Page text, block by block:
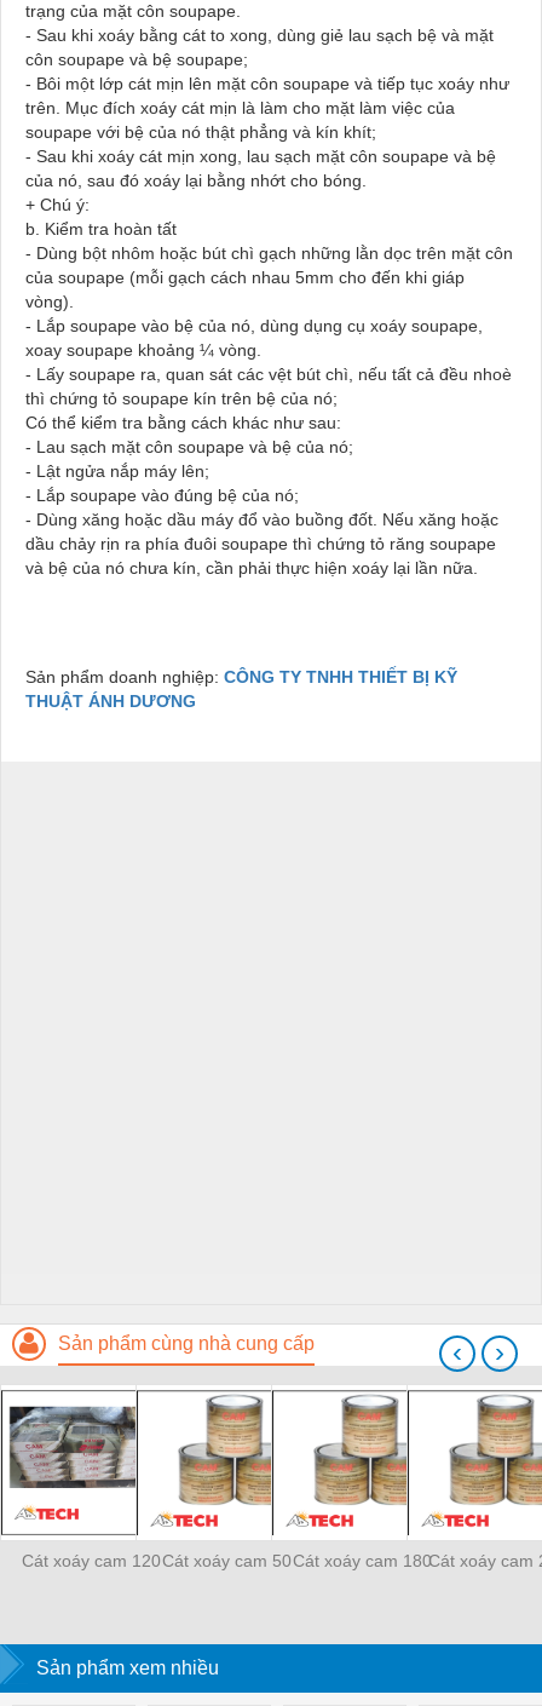
trạng của mặt côn soupape.
- Sau khi xoáy bằng cát to xong, dùng giẻ lau sạch bệ và mặt
côn soupape và bệ soupape;
- Bôi một lớp cát mịn lên mặt côn soupape và tiếp tục xoáy như
trên. Mục đích xoáy cát mịn là làm cho mặt làm việc của
soupape với bệ của nó thật phẳng và kín khít;
- Sau khi xoáy cát mịn xong, lau sạch mặt côn soupape và bệ
của nó, sau đó xoáy lại bằng nhớt cho bóng.
+ Chú ý:
b. Kiểm tra hoàn tất
- Dùng bột nhôm hoặc bút chì gạch những lằn dọc trên mặt côn
của soupape (mỗi gạch cách nhau 5mm cho đến khi giáp
vòng).
- Lắp soupape vào bệ của nó, dùng dụng cụ xoáy soupape,
xoay soupape khoảng ¼ vòng.
- Lấy soupape ra, quan sát các vệt bút chì, nếu tất cả đều nhoè
thì chứng tỏ soupape kín trên bệ của nó;
Có thể kiểm tra bằng cách khác như sau:
- Lau sạch mặt côn soupape và bệ của nó;
- Lật ngửa nắp máy lên;
- Lắp soupape vào đúng bệ của nó;
- Dùng xăng hoặc dầu máy đổ vào buồng đốt. Nếu xăng hoặc
dầu chảy rịn ra phía đuôi soupape thì chứng tỏ răng soupape
và bệ của nó chưa kín, cần phải thực hiện xoáy lại lần nữa.
Sản phẩm doanh nghiệp: CÔNG TY TNHH THIẾT BỊ KỸ
THUẬT ÁNH DƯƠNG
Sản phẩm cùng nhà cung cấp
Cát xoáy cam 120Cát xoáy cam 50Cát xoáy cam 180Cát xoáy cam
‹ ›
Sản phẩm xem nhiều